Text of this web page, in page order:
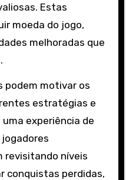
Estas
moeda do jogo,
melhoradas que
podem motivar os
estratégias e
experiência de
revisitando níveis
conquistas perdidas,